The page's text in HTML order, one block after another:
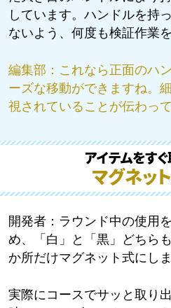
しています。ハンドルを持
ないよう、何度も検証作業
編集部： これなら正面のハ
ーズな移動ができますね。
視されていることが伝わって
アイテムをす
マグネット
開発者： ラウンド中の使用
め、「白」と「黒」どちら
か所だけマグネット式にしま
実際にコースでサッと取り